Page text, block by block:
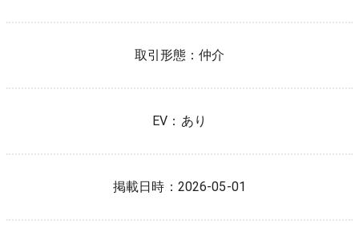
取引形態：仲介
EV： あり
掲載日時： 2026-05-01